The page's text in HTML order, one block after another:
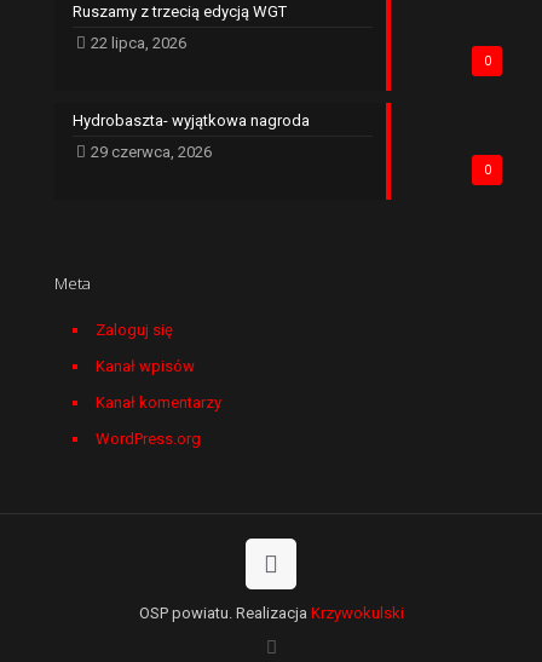
0
Ruszamy z trzecią edycją WGT
22 lipca, 2026
0
Hydrobaszta- wyjątkowa nagroda
29 czerwca, 2026
Meta
Zaloguj się
Kanał wpisów
Kanał komentarzy
WordPress.org
OSP powiatu. Realizacja Krzywokulski